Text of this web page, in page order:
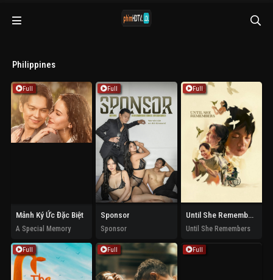
Philippines
Full
Mảnh Ký Ức Đặc Biệt
A Special Memory
Full
Sponsor
Sponsor
Full
Until She Remembers
Until She Remembers
Full Full Full